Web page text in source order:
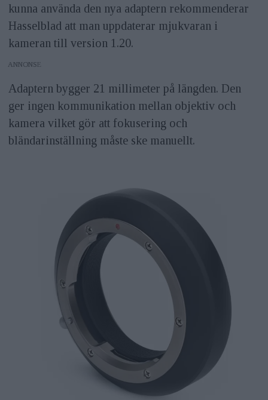
kunna använda den nya adaptern rekommenderar
Hasselblad att man uppdaterar mjukvaran i
kameran till version 1.20.
ANNONS
Adaptern bygger 21 millimeter på längden. Den
ger ingen kommunikation mellan objektiv och
kamera vilket gör att fokusering och
bländarinställning måste ske manuellt.